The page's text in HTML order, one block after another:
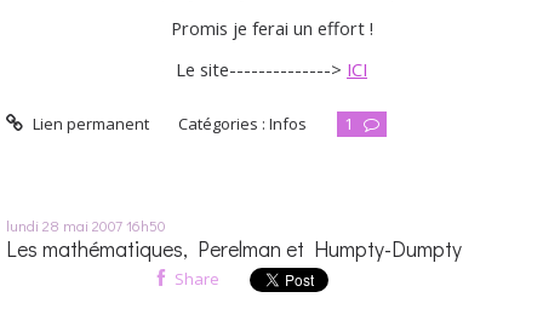
Promis je ferai un effort !
Le site--------------> ICI
Lien permanent Catégories :Infos 1
lundi 28 mai 200716h50
Les mathématiques, Perelman et Humpty-Dumpty
Share